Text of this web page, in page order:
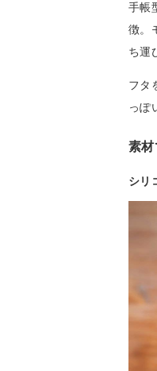
手帳
徴。
ち運
フタ
っぽ
素材
シリ